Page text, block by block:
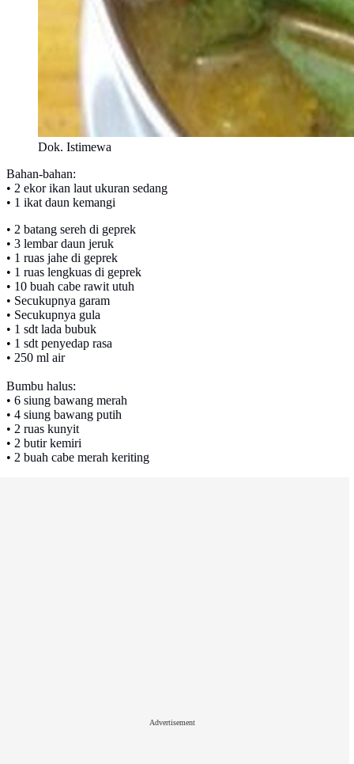
Dok. Istimewa
Bahan-bahan:
• 2 ekor ikan laut ukuran sedang
• 1 ikat daun kemangi
• 2 batang sereh di geprek
• 3 lembar daun jeruk
• 1 ruas jahe di geprek
• 1 ruas lengkuas di geprek
• 10 buah cabe rawit utuh
• Secukupnya garam
• Secukupnya gula
• 1 sdt lada bubuk
• 1 sdt penyedap rasa
• 250 ml air
Bumbu halus:
• 6 siung bawang merah
• 4 siung bawang putih
• 2 ruas kunyit
• 2 butir kemiri
• 2 buah cabe merah keriting
Advertisement